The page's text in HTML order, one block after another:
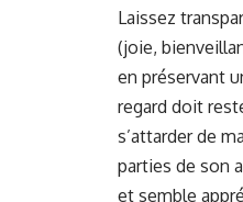
Laissez
(joie,
en préservant
regard doit
s’attarder de
parties de son
et semble